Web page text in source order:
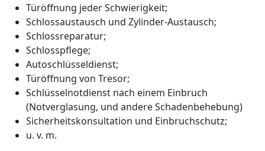
Türöffnung jeder Schwierigkeit;
Schlossaustausch und Zylinder-Austausch;
Schlossreparatur;
Schlosspflege;
Autoschlüsseldienst;
Türöffnung von Tresor;
Schlüsselnotdienst nach einem Einbruch
(Notverglasung, und andere Schadenbehebung)
Sicherheitskonsultation und Einbruchschutz;
u. v. m.